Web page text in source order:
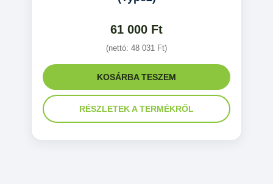
61 000 Ft
(nettó: 48 031 Ft)
KOSÁRBA TESZEM
RÉSZLETEK A TERMÉKRŐL